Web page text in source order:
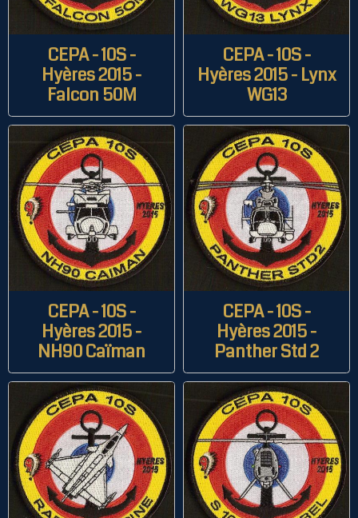
CEPA - 10S -
Hyères 2015 -
Falcon 50M
CEPA - 10S -
Hyères 2015 - Lynx
WG13
CEPA - 10S -
Hyères 2015 -
NH90 Caïman
CEPA - 10S -
Hyères 2015 -
Panther Std 2